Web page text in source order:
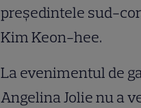
președintele sud-
Kim Keon-hee.
La evenimentul de
Angelina Jolie nu a